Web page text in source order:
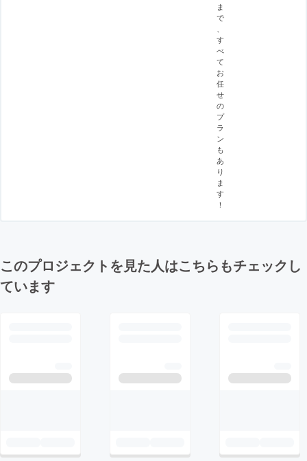
ま
で
す
べ
て
お
任
せ
の
プ
ラ
ン
も
あ
り
ま
す
！
このプロジェクトを見た人はこちらもチェックし
ています